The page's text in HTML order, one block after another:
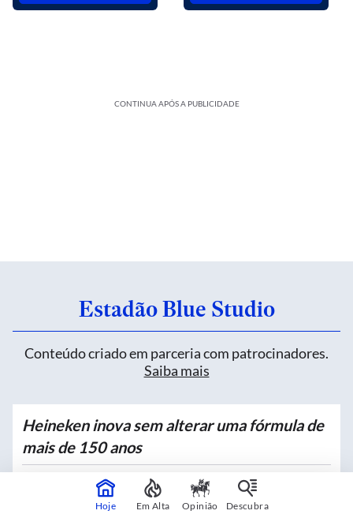
CONTINUA APÓS A PUBLICIDADE
Estadão Blue Studio
Conteúdo criado em parceria com patrocinadores.
Saiba mais
Heineken inova sem alterar uma fórmula de
mais de 150 anos
Patrocinado por
Hoje Em Alta Opinião Descubra